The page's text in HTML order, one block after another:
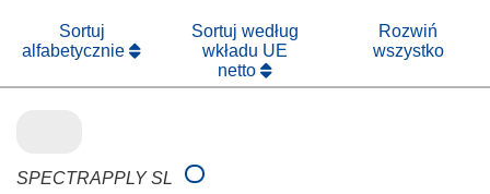
Sortuj
alfabetycznie
Sortuj według
wkładu UE
netto
Rozwiń
wszystko
SPECTRAPPLY SL